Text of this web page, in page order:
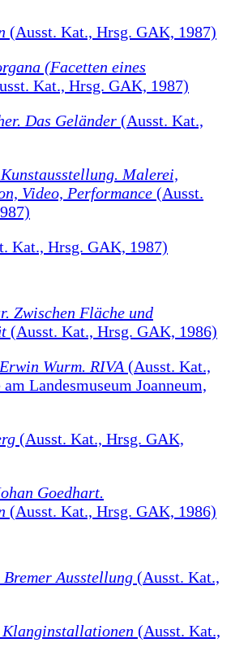
(Ausst. Kat., Hrsg. GAK, 1987)
(Facetten eines
Kat., Hrsg. GAK, 1987)
Das Geländer (Ausst. Kat.,
Malerei,
Video, Performance (Ausst.
Kat., Hrsg. GAK, 1987)
Zwischen Fläche und
(Ausst. Kat., Hrsg. GAK, 1986)
Wurm. RIVA (Ausst. Kat.,
Landesmuseum Joanneum,
(Ausst. Kat., Hrsg. GAK,
Goedhart.
(Ausst. Kat., Hrsg. GAK, 1986)
Ausstellung (Ausst. Kat.,
(Ausst. Kat.,